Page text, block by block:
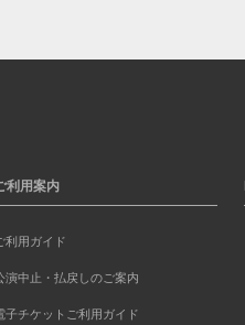
利用案内
利用ガイド
演中止・払戻しのご案内
子チケットご利用ガイド